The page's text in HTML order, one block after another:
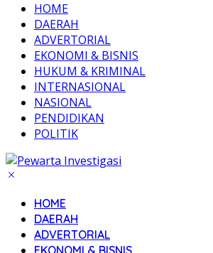
HOME
DAERAH
ADVERTORIAL
EKONOMI & BISNIS
HUKUM & KRIMINAL
INTERNASIONAL
NASIONAL
PENDIDIKAN
POLITIK
HOME
DAERAH
ADVERTORIAL